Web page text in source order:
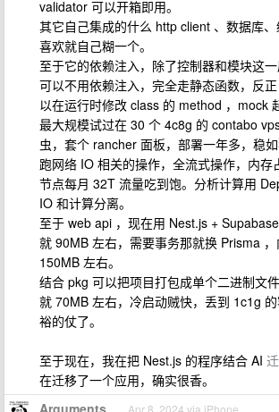
validator 可以开箱即用。
其它自己集成的什么 http client 、数据库
喜欢就自己糊一个。
至于它的依赖注入，除了控制器和模块这
可以不用依赖注入，完全走静态函数，反
以在运行时修改 class 的 method ，mock
最大规模试过在 30 个 4c8g 的 contabo
虫，套个 rancher 面板，部署一年多，稳
跑网络 IO 相关的操作，全流式操作，内存
节点每月 32T 流量吃到饱。分析计算用
IO 和计算分离。
至于 web api ，现在用 Nest.js +
就 90MB 左右，需要事务那就换 Prisma ，
150MB 左右。
结合 pkg 可以把项目打包成单个二进制文
就 70MB 左右，冷启动贼快，丢到 1c1g
裕的仗了。
至于现在，我在把 Nest.js 的程序结合 AI
在迁移了一个应用，确实很香。
Arguments Apr 8, 2024 via iPhone